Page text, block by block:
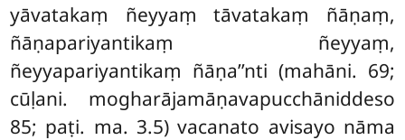
yāvatakaṃ ñeyyaṃ tāvatakaṃ ñāṇaṃ,
ñāṇapariyantikaṃ ñeyyaṃ,
ñeyyapariyantikaṃ ñāṇa’’nti (mahāni. 69;
cūḷani. mogharājamāṇavapucchāniddeso
85; paṭi. ma. 3.5) vacanato avisayo nāma